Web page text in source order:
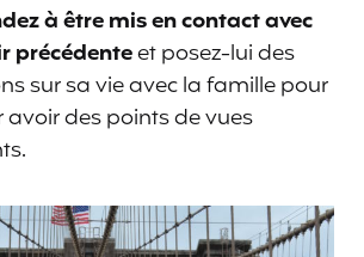
à être mis en contact avec
précédenteet posez-lui des
sur sa vie avec la famille pour
avoir des points de vues